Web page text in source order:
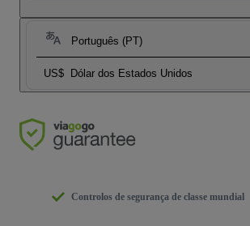
Português (PT)
US$ Dólar dos Estados Unidos
Controlos de segurança de classe mundial